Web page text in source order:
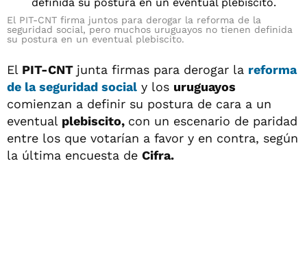
El PIT-CNT firma juntos para derogar la reforma de la
seguridad social, pero muchos uruguayos no tienen definida
su postura en un eventual plebiscito.
El PIT-CNT junta firmas para derogar la reforma
de la seguridad social y los uruguayos
comienzan a definir su postura de cara a un
eventual plebiscito, con un escenario de paridad
entre los que votarían a favor y en contra, según
la última encuesta de Cifra.